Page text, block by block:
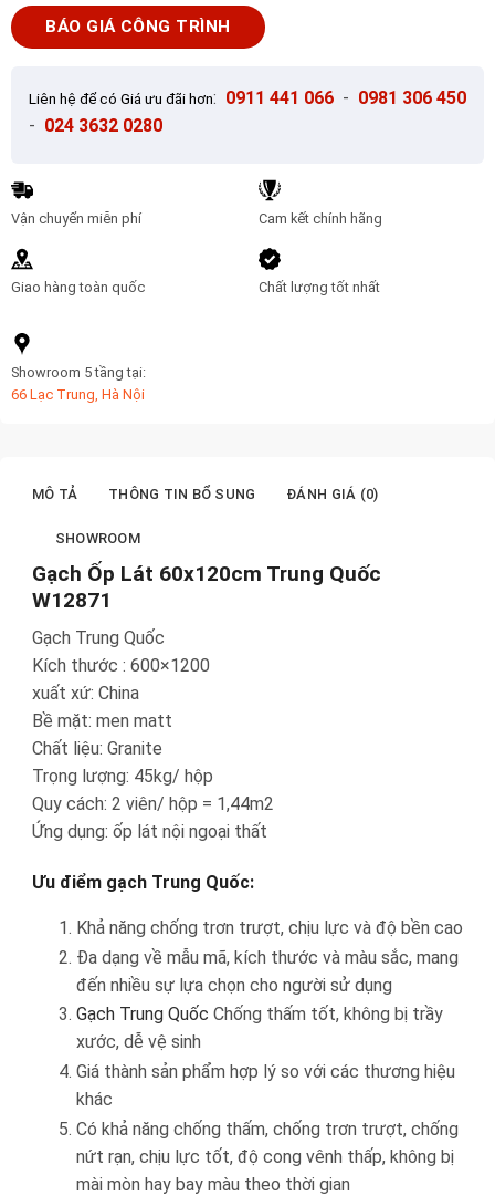
60x120cm
Trung
lượng
BÁO GIÁ CÔNG TRÌNH
Liên hệ để có Giá ưu đãi hơn: 0911 441 066 - 0981 306 450
- 024 3632 0280
Vận chuyển miễn phí
Giao hàng toàn quốc
Cam kết chính hãng
Chất lượng tốt nhất
Showroom 5 tầng tại:
66 Lạc Trung, Hà Nội
MÔ TẢ THÔNG TIN BỔ SUNG ĐÁNH GIÁ (0)
SHOWROOM
Gạch Ốp Lát 60x120cm Trung Quốc
W12871
Gạch Trung Quốc
Kích thước : 600×1200
xuất xứ: China
Bề mặt: men matt
Chất liệu: Granite
Trọng lượng: 45kg/ hộp
Quy cách: 2 viên/ hộp = 1,44m2
Ứng dụng: ốp lát nội ngoại thất
Ưu điểm gạch Trung Quốc:
Khả năng chống trơn trượt, chịu lực và độ bền cao
Đa dạng về mẫu mã, kích thước và màu sắc, mang
đến nhiều sự lựa chọn cho người sử dụng
Gạch Trung Quốc Chống thấm tốt, không bị trầy
xước, dễ vệ sinh
Giá thành sản phẩm hợp lý so với các thương hiệu
khác
Có khả năng chống thấm, chống trơn trượt, chống
nứt rạn, chịu lực tốt, độ cong vênh thấp, không bị
mài mòn hay bay màu theo thời gian